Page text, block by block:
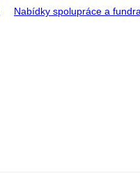
Nabídky spolupráce a